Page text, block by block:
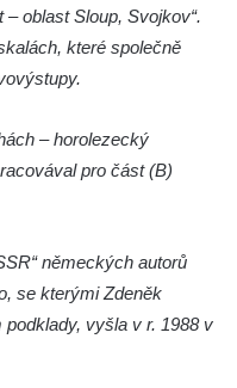
ve
ve
ve
oblast Sloup, Svojkov“.
které společně
– horolezecký
pro část (B)
německých autorů
se kterými Zdeněk
vyšla v r. 1988 v